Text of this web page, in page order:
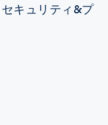
キュリティ&プ